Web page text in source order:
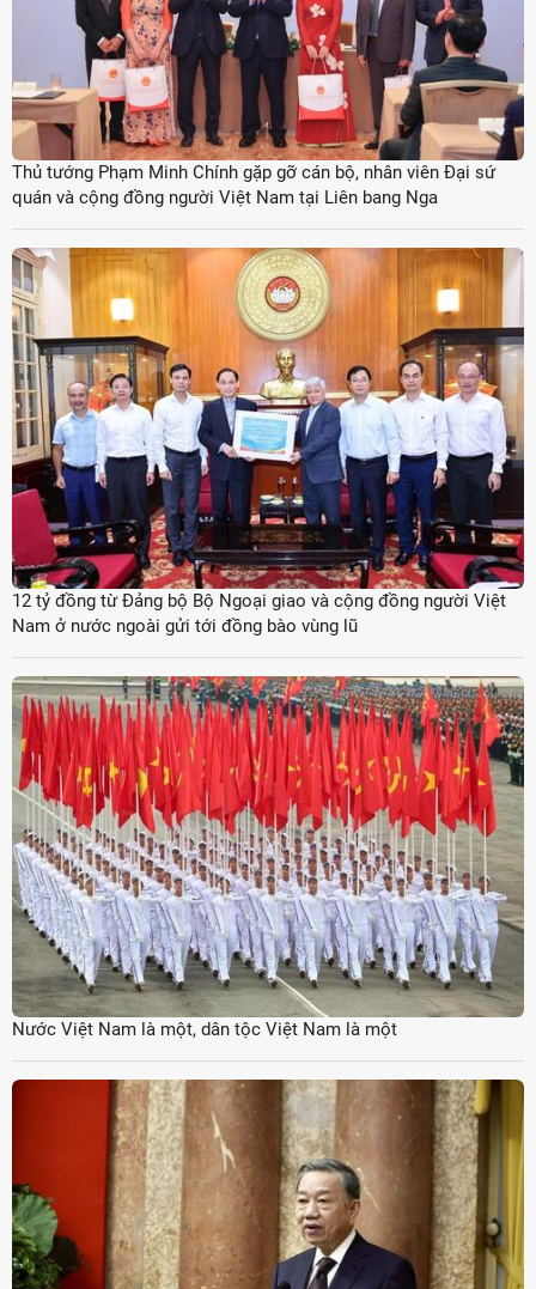
Thủ tướng Phạm Minh Chính gặp gỡ cán bộ, nhân viên Đại sứ
quán và cộng đồng người Việt Nam tại Liên bang Nga
12 tỷ đồng từ Đảng bộ Bộ Ngoại giao và cộng đồng người Việt
Nam ở nước ngoài gửi tới đồng bào vùng lũ
Nước Việt Nam là một, dân tộc Việt Nam là một